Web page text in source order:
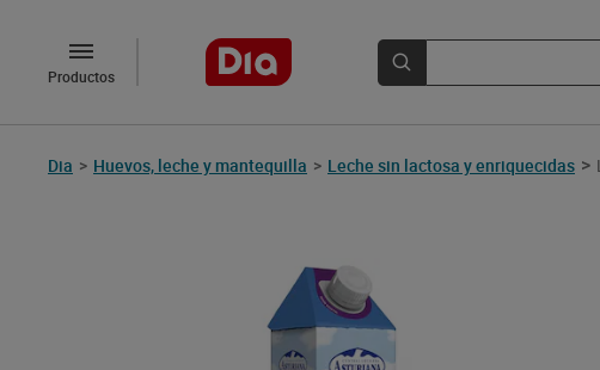
Productos
Dia > Huevos, leche y mantequilla > Leche sin lactosa y enriquecidas >